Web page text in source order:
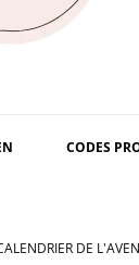
CODES
DE